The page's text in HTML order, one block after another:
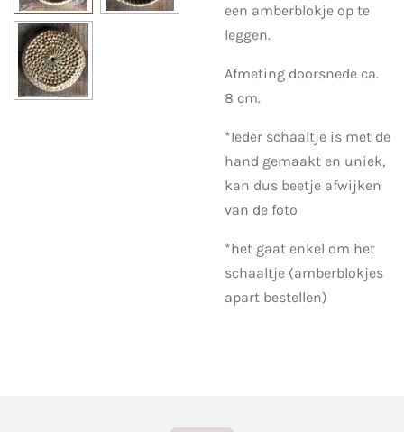
een amberblokje op te
leggen.
Afmeting doorsnede ca.
8 cm.
*Ieder schaaltje is met de
hand gemaakt en uniek,
kan dus beetje afwijken
van de foto
*het gaat enkel om het
schaaltje (amberblokjes
apart bestellen)